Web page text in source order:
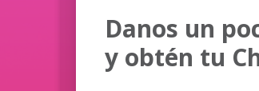
Danos un
y obtén tu